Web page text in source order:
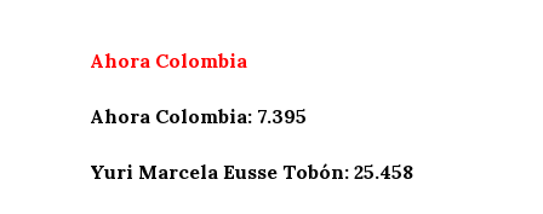
Ahora Colombia
Ahora Colombia: 7.395
Yuri Marcela Eusse Tobón: 25.458